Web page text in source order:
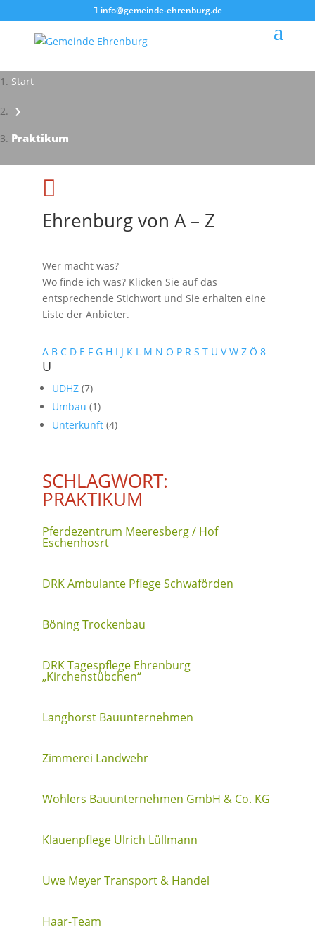
info@gemeinde-ehrenburg.de
Start
›
Praktikum
Impressionen - Mareike Kranz

Ehrenburg von A – Z
Wer macht was?
Wo finde ich was? Klicken Sie auf das
entsprechende Stichwort und Sie erhalten eine
Liste der Anbieter.
A B C D E F G H I J K L M N O P R S T U V W Z Ö 8
U
UDHZ (7)
Umbau (1)
Unterkunft (4)
SCHLAGWORT:
PRAKTIKUM
Pferdezentrum Meeresberg / Hof
Eschenhosrt
DRK Ambulante Pflege Schwaförden
Böning Trockenbau
DRK Tagespflege Ehrenburg
„Kirchenstübchen“
Langhorst Bauunternehmen
Zimmerei Landwehr
Wohlers Bauunternehmen GmbH & Co. KG
Klauenpflege Ulrich Lüllmann
Uwe Meyer Transport & Handel
Haar-Team